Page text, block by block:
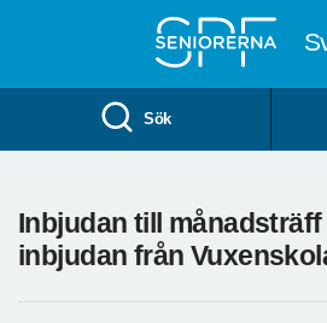
Sök
Inbjudan till månadsträff
inbjudan från